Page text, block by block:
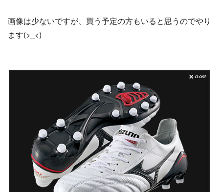
画像は少ないですが、買う予定の方もいると思うのでやり
ます(>_<)